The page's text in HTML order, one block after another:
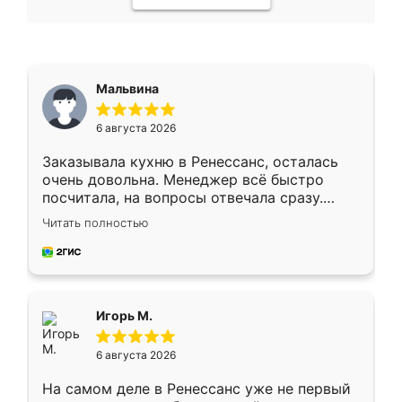
Мальвина
6 августа 2026
Заказывала кухню в Ренессанс, осталась
очень довольна. Менеджер всё быстро
посчитала, на вопросы отвечала сразу.
Замерщик приехал в субботу, подошёл к
делу со всей ответственностью. Собрали
за день, ребята работали аккуратно, даже
Читать полностью
Игорь М.
6 августа 2026
На самом деле в Ренессанс уже не первый